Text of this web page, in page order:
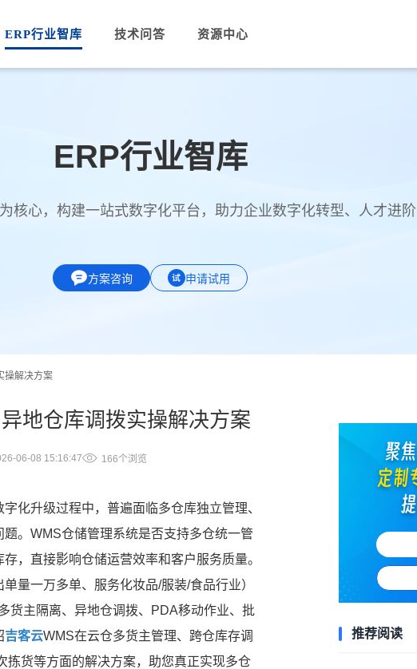
ERP行业智库 技术问答 资源中心
ERP行业智库
核心，构建一站式数字化平台，助力企业数字化转型、人才进阶
方案咨询 申请试用
操解决方案
地仓库调拨实操解决方案
06-08 15:16:47 166个浏览
化升级过程中，普遍面临多仓库独立管理、
。WMS仓储管理系统是否支持多仓统一管
，直接影响仓储运营效率和客户服务质量。
量一万多单、服务化妆品/服装/食品行业）
货主隔离、异地仓调拨、PDA移动作业、批
吉客云WMS在云仓多货主管理、跨仓库存调
货等方面的解决方案，助您真正实现多仓
推荐阅读